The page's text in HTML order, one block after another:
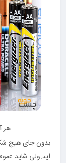
هر
بدون جای هیچ
اید.ولی شاید